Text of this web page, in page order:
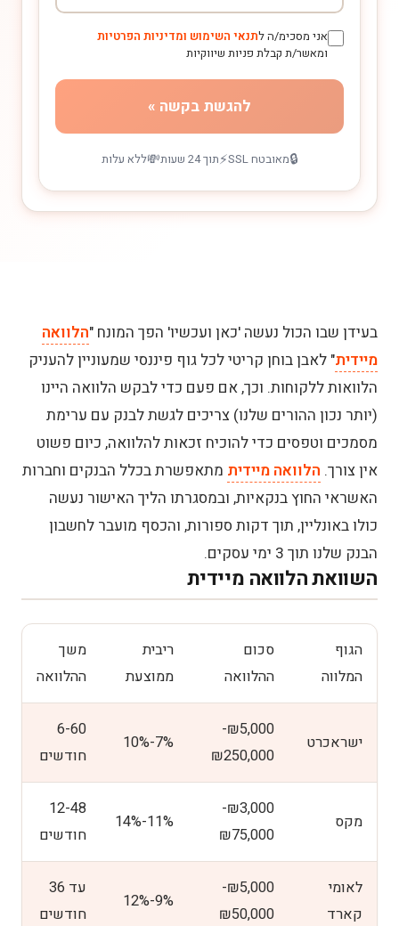
אני מסכימ/ה לתנאי השימוש ומדיניות הפרטיות
ומאשר/ת קבלת פניות שיווקיות
להגשת בקשה »
🔒מאובטח SSL ⚡תוך 24 שעות 💸ללא עלות
בעידן שבו הכול נעשה 'כאן ועכשיו' הפך המונח "הלוואה
מיידית" לאבן בוחן קריטי לכל גוף פיננסי שמעוניין להעניק
הלוואות ללקוחות. וכך, אם פעם כדי לבקש הלוואה היינו
(יותר נכון ההורים שלנו) צריכים לגשת לבנק עם ערימת
מסמכים וטפסים כדי להוכיח זכאות להלוואה, כיום פשוט
אין צורך. הלוואה מיידית מתאפשרת בכלל הבנקים וחברות
האשראי החוץ בנקאיות, ובמסגרתו הליך האישור נעשה
כולו באונליין, תוך דקות ספורות, והכסף מועבר לחשבון
הבנק שלנו תוך 3 ימי עסקים.
השוואת הלוואה מיידית
הגוף
המלווה
סכום
ההלוואה
ריבית
ממוצעת
משך
ההלוואה
ישראכרט
₪5,000-
₪250,000
7%-10%
6-60
חודשים
מקס
₪3,000-
₪75,000
11%-14%
12-48
חודשים
לאומי
קארד
₪5,000-
₪50,000
9%-12%
עד 36
חודשים